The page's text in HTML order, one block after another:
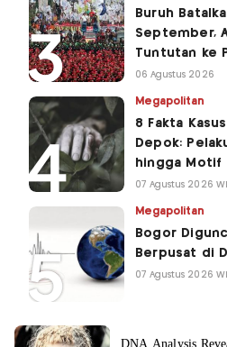
Buruh
September,
Tuntutan ke
06 Agustus 2026
Megapolitan
8 Fakta
Depok:
hingga Motif
07 Agustus 2026
Megapolitan
Bogor
Berpusat di
07 Agustus 2026